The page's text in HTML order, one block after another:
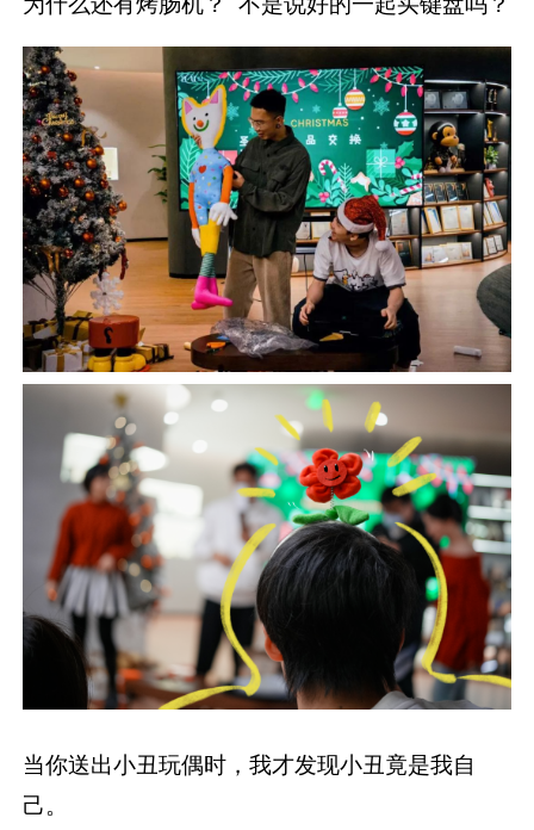
当你送出小丑玩偶时，我才发现小丑竟是我自
己。